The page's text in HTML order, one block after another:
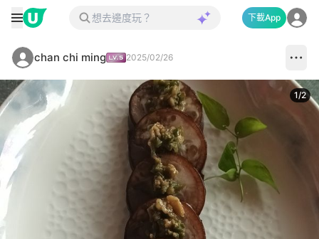
下載App
chan chi ming 2025/02/26
1/2